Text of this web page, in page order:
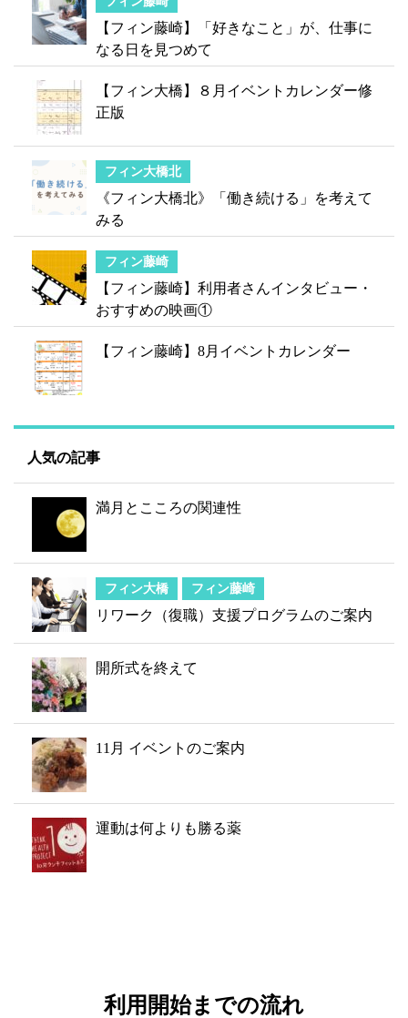
【フィン藤崎】「好きなこと」が、仕事に
なる日を見つめて
【フィン大橋】８月イベントカレンダー修
正版
フィン大橋北
《フィン大橋北》「働き続ける」を考えて
みる
フィン藤崎
【フィン藤崎】利用者さんインタビュー・
おすすめの映画①
【フィン藤崎】8月イベントカレンダー
人気の記事
満月とこころの関連性
フィン大橋 フィン藤崎
リワーク（復職）支援プログラムのご案内
開所式を終えて
11月 イベントのご案内
運動は何よりも勝る薬
利用開始までの流れ